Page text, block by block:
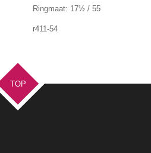
Ringmaat: 17½ / 55
r411-54
TOP